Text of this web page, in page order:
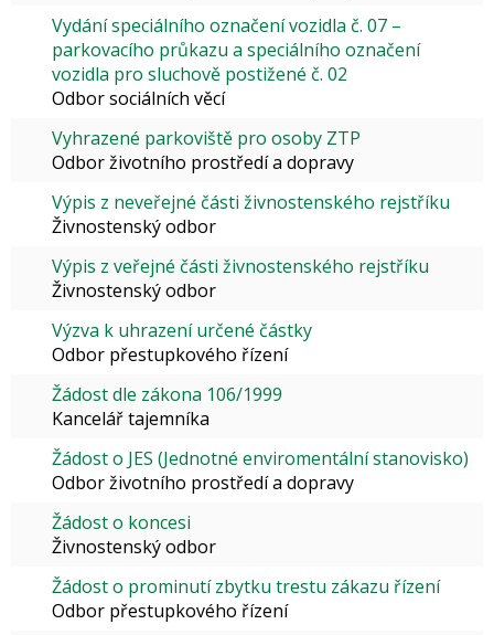
Vydání speciálního označení vozidla č. 07 –
parkovacího průkazu a speciálního označení
vozidla pro sluchově postižené č. 02
Odbor sociálních věcí
Vyhrazené parkoviště pro osoby ZTP
Odbor životního prostředí a dopravy
Výpis z neveřejné části živnostenského rejstříku
Živnostenský odbor
Výpis z veřejné části živnostenského rejstříku
Živnostenský odbor
Výzva k uhrazení určené částky
Odbor přestupkového řízení
Žádost dle zákona 106/1999
Kancelář tajemníka
Žádost o JES (Jednotné enviromentální stanovisko)
Odbor životního prostředí a dopravy
Žádost o koncesi
Živnostenský odbor
Žádost o prominutí zbytku trestu zákazu řízení
Odbor přestupkového řízení